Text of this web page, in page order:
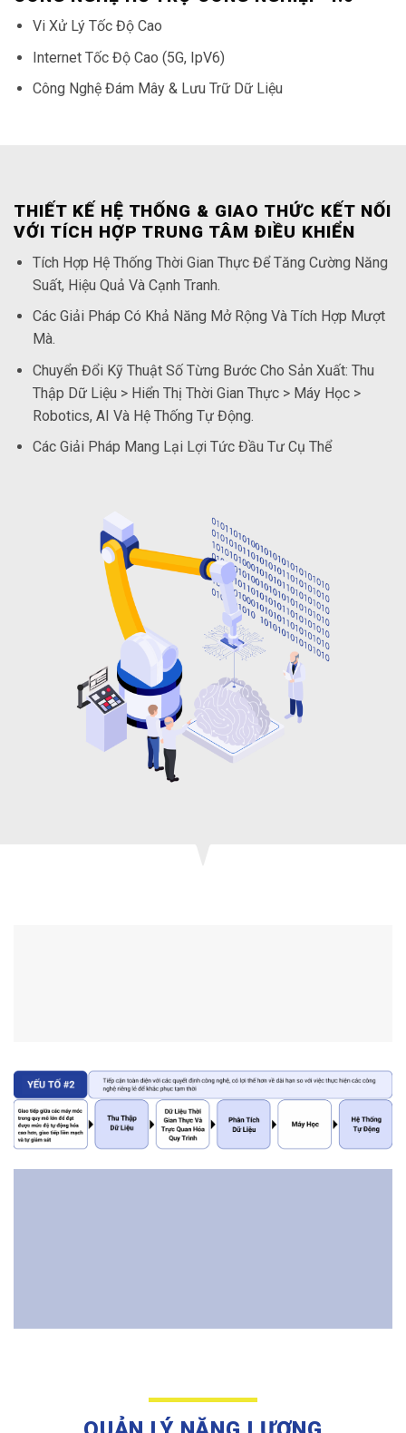
Vi Xử Lý Tốc Độ Cao
Internet Tốc Độ Cao (5G, IpV6)
Công Nghệ Đám Mây & Lưu Trữ Dữ Liệu
THIẾT KẾ HỆ THỐNG & GIAO THỨC KẾT NỐI
VỚI TÍCH HỢP TRUNG TÂM ĐIỀU KHIỂN
Tích Hợp Hệ Thống Thời Gian Thực Để Tăng Cường Năng
Suất, Hiệu Quả Và Cạnh Tranh.
Các Giải Pháp Có Khả Năng Mở Rộng Và Tích Hợp Mượt
Mà.
Chuyển Đổi Kỹ Thuật Số Từng Bước Cho Sản Xuất: Thu
Thập Dữ Liệu > Hiển Thị Thời Gian Thực > Máy Học >
Robotics, AI Và Hệ Thống Tự Động.
Các Giải Pháp Mang Lại Lợi Tức Đầu Tư Cụ Thể